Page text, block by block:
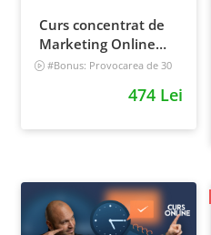
Curs concentrat de
Marketing Online
pentru antreprenori
#Bonus: Provocarea de 30
474 Lei